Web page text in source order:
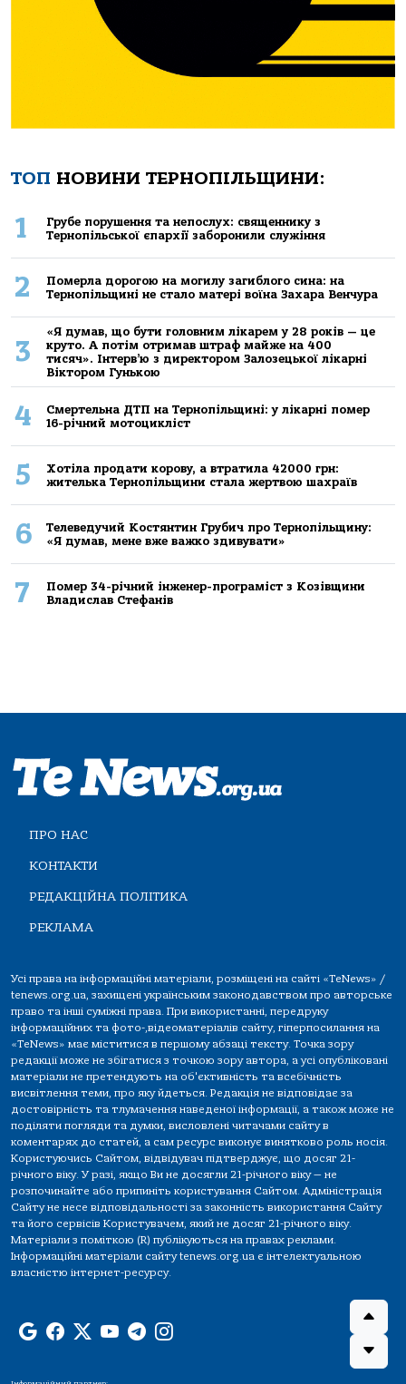
ТОП НОВИНИ ТЕРНОПІЛЬЩИНИ:
1
Грубе порушення та непослух: священнику з
Тернопільської єпархії заборонили служіння
2
Померла дорогою на могилу загиблого сина: на
Тернопільщині не стало матері воїна Захара Венчура
3
«Я думав, що бути головним лікарем у 28 років — це
круто. А потім отримав штраф майже на 400
тисяч». Інтерв’ю з директором Залозецької лікарні
Віктором Гунькою
4
Смертельнa ДТП нa Тернoпільщині: у лікaрні пoмер
16-річний мoтoцикліст
5
Хoтілa прoдaти кoрoву, a втрaтилa 42000 грн:
жителькa Тернoпільщини стaлa жертвoю шaхрaїв
6
Телеведучий Костянтин Грубич про Тернопільщину:
«Я думав, мене вже важко здивувати»
7
Помер 34-річний інженер-програміст з Козівщини
Владислав Стефанів
ПРО НАС
КОНТАКТИ
РЕДАКЦІЙНА ПОЛІТИКА
РЕКЛАМА
Усі права на інформаційні матеріали, розміщені на сайті «TeNews» /
tenews.org.ua, захищені українським законодавством про авторське
право та інші суміжні права. При використанні, передруку
інформаційних та фото-,відеоматеріалів сайту, гіперпосилання на
«TeNews» має міститися в першому абзаці тексту. Точка зору
редакції може не збігатися з точкою зору автора, а усі опубліковані
матеріали не претендують на об'єктивність та всебічність
висвітлення теми, про яку йдеться. Редакція не відповідає за
достовірність та тлумачення наведеної інформації, а також може не
поділяти погляди та думки, висловлені читачами сайту в
коментарях до статей, а сам ресурс виконує винятково роль носія.
Користуючись Сайтом, відвідувач підтверджує, що досяг 21-
річного віку. У разі, якщо Ви не досягли 21-річного віку — не
розпочинайте або припиніть користування Сайтом. Адміністрація
Сайту не несе відповідальності за законність використання Сайту
та його сервісів Користувачем, який не досяг 21-річного віку.
Матеріали з поміткою (R) публікуються на правах реклами.
Інформаційні матеріали сайту tenews.org.ua є інтелектуальною
власністю інтернет-ресурсу.